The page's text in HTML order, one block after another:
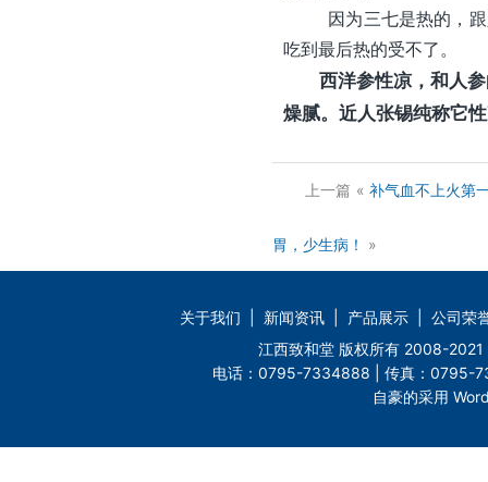
因为三七是热的，跟人
吃到最后热的受不了。
西洋参性凉，和人参
燥腻。近人张锡纯称它
上一篇 « 补气血不上火第
胃，少生病！ »
关于我们 新闻资讯 产品展示
公司荣
江西致和堂 版权所有 2008-
电话：0795-7334888 | 传真：0795-
自豪的采用